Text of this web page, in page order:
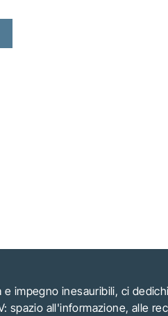
e impegno inesauribili, ci
spazio all'informazione, alle